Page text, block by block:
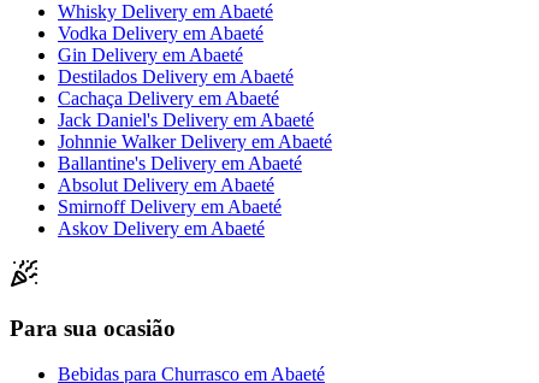
Whisky Delivery em Abaeté
Vodka Delivery em Abaeté
Gin Delivery em Abaeté
Destilados Delivery em Abaeté
Cachaça Delivery em Abaeté
Jack Daniel's Delivery em Abaeté
Johnnie Walker Delivery em Abaeté
Ballantine's Delivery em Abaeté
Absolut Delivery em Abaeté
Smirnoff Delivery em Abaeté
Askov Delivery em Abaeté
Para sua ocasião
Bebidas para Churrasco emAbaeté